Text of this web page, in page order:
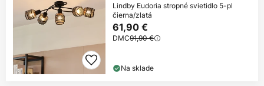
Lindby Eudoria stropné svietidlo 5-pl
čierna/zlatá
61,90 €
DMC91,90 €
Na sklade